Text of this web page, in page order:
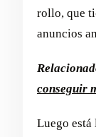
rollo, que
anuncios
conseguir
Luego está